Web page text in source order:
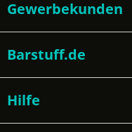
Gewerbekunden
Barstuff.de
Hilfe